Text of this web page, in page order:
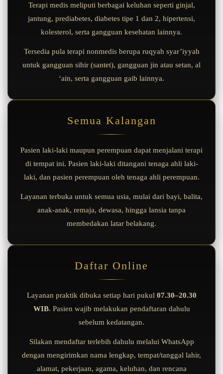
Terapi medis meliputi berbagai keluhan seperti ginjal,
jantung, prediabetes, diabetes tipe 1 dan 2, hipertensi,
kolesterol, serta gangguan kesehatan lainnya.
Tersedia pula terapi nonmedis berupa ruqyah syar’iyyah
untuk gangguan sihir (santet), gangguan jin atau setan, al
‘ain, serta gangguan gaib lainnya.
Semua Kalangan
Pasien laki-laki maupun perempuan dapat menjalani terapi
di tempat ini. Pasien laki-laki ditangani tenaga ahli laki-
laki, dan pasien perempuan oleh tenaga ahli perempuan.
Layanan terbuka untuk semua usia, mulai dari bayi, balita,
anak-anak, remaja, dewasa, hingga lansia tanpa
membedakan latar belakang.
Daftar Online
Layanan praktik dibuka setiap hari pukul 07.30–20.30
WIB. Pasien wajib melakukan pendaftaran dahulu
sebelum kedatangan.
Silakan mendaftar terlebih dahulu melalui WhatsApp
dengan mengirimkan nama lengkap, tempat/tanggal lahir,
alamat, pekerjaan, agama, keluhan, dan rencana